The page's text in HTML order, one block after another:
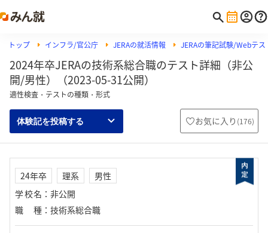
トップ インフラ/官公庁 JERAの就活情報 JERAの筆記試験/Webテ
2024年卒JERAの技術系総合職のテスト詳細（非公
開/男性）（2023-05-31公開）
適性検査・テストの種類・形式
体験記を投稿する お気に入り (176)
24年卒 理系
男性
学校名 ： 非公開
職種 ： 技術系総合職